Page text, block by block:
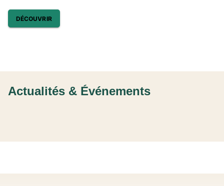
DÉCOUVRIR
Actualités & Événements